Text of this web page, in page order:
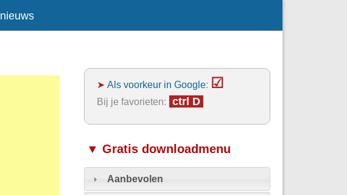
nieuws
➤Als voorkeur in Google: ☑
Bij je favorieten: ctrl D
▼ Gratis downloadmenu
Aanbevolen